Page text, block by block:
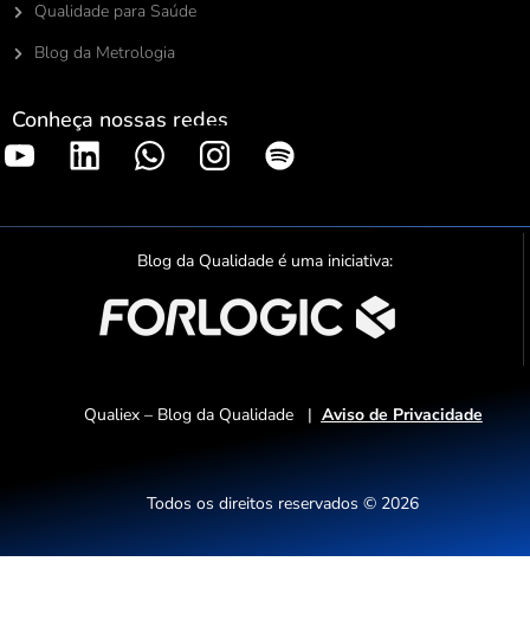
Qualidade para Saúde
Blog da Metrologia
Conheça nossas redes
S
o
t
i
f
y
Blog da Qualidade é uma iniciativa:
Qualiex – Blog da Qualidade | Aviso de Privacidade
Todos os direitos reservados © 2026